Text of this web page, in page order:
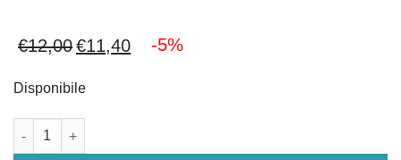
€12,00 Il
originale
€12,00.
€11,40Il
-5%
Disponibile
Cerca sempre la bellezza::Come il bello intorno a noi può